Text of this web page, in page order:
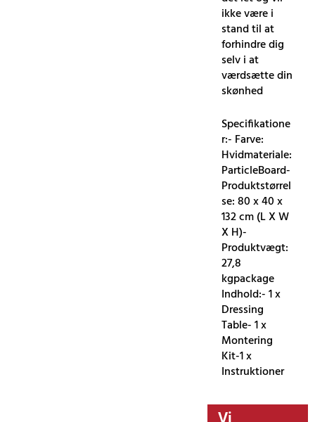
ikke være i
stand til at
forhindre dig
selv i at
værdsætte din
skønhed
Specifikatione
r:- Farve:
Hvidmateriale:
ParticleBoard-
Produktstørrel
se: 80 x 40 x
132 cm (L X W
X H)-
Produktvægt:
27,8
kgpackage
Indhold:- 1 x
Dressing
Table- 1 x
Montering
Kit-1 x
Instruktioner
Vi